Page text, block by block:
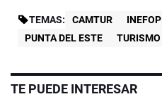
TEMAS: CAMTUR INEFOP
PUNTA DEL ESTE
TURISMO
TE PUEDE INTERESAR